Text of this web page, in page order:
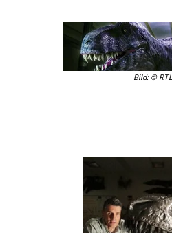
Bild: © RTL